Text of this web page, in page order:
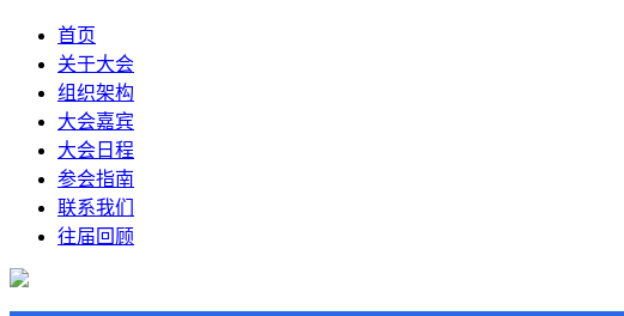
首页
关于大会
组织架构
大会嘉宾
大会日程
参会指南
联系我们
往届回顾